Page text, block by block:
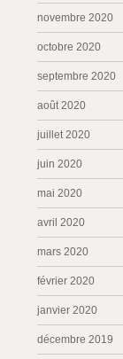
novembre 2020
octobre 2020
septembre 2020
août 2020
juillet 2020
juin 2020
mai 2020
avril 2020
mars 2020
février 2020
janvier 2020
décembre 2019